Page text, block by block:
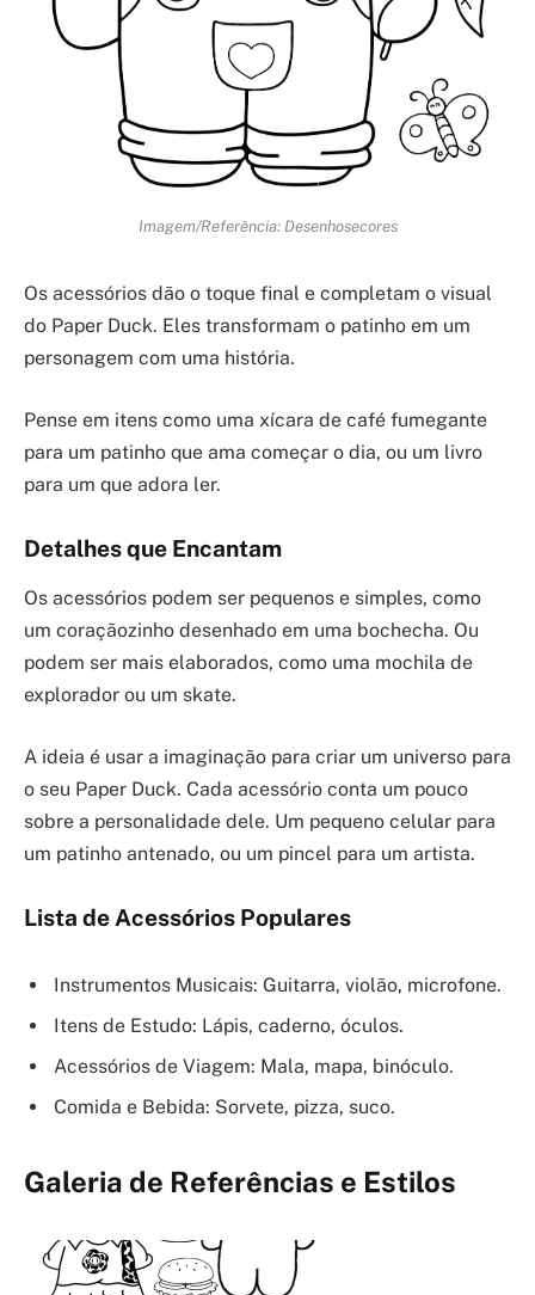
Imagem/Referência: Desenhosecores
Os acessórios dão o toque final e completam o visual
do Paper Duck. Eles transformam o patinho em um
personagem com uma história.
Pense em itens como uma xícara de café fumegante
para um patinho que ama começar o dia, ou um livro
para um que adora ler.
Detalhes que Encantam
Os acessórios podem ser pequenos e simples, como
um coraçãozinho desenhado em uma bochecha. Ou
podem ser mais elaborados, como uma mochila de
explorador ou um skate.
A ideia é usar a imaginação para criar um universo para
o seu Paper Duck. Cada acessório conta um pouco
sobre a personalidade dele. Um pequeno celular para
um patinho antenado, ou um pincel para um artista.
Lista de Acessórios Populares
Instrumentos Musicais: Guitarra, violão, microfone.
Itens de Estudo: Lápis, caderno, óculos.
Acessórios de Viagem: Mala, mapa, binóculo.
Comida e Bebida: Sorvete, pizza, suco.
Galeria de Referências e Estilos